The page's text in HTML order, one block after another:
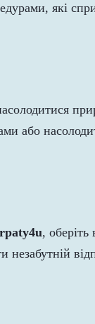
які
або
, оберіть
незабутній